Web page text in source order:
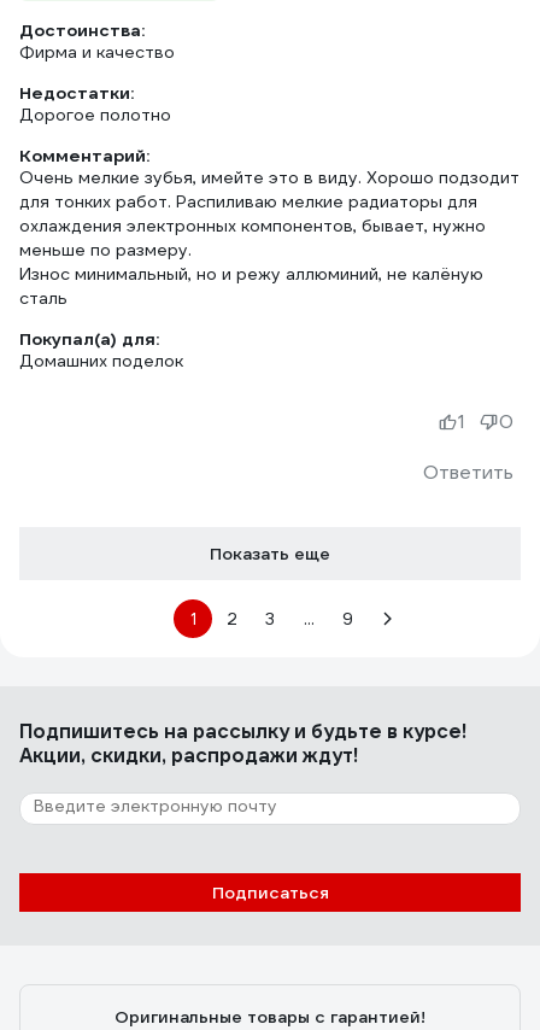
Достоинства:
Фирма и качество
Недостатки:
Дорогое полотно
Комментарий:
Очень мелкие зубья, имейте это в виду. Хорошо подзодит
для тонких работ. Распиливаю мелкие радиаторы для
охлаждения электронных компонентов, бывает, нужно
меньше по размеру.
Износ минимальный, но и режу аллюминий, не калёную
сталь
Покупал(а) для:
Домашних поделок
Ответить
1 0
Показать еще
1 2 3 ... 9
Подпишитесь на рассылкуи будьте в курсе!
Акции, скидки, распродажи ждут!
Подписаться
Оригинальные товары с гарантией!